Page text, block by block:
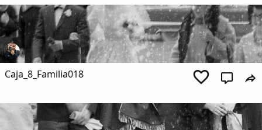
Caja_8_Familia018